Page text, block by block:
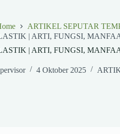
ARTIKEL SEPUTAR
| ARTI, FUNGSI,
| ARTI, FUNGSI,
4 Oktober 2025